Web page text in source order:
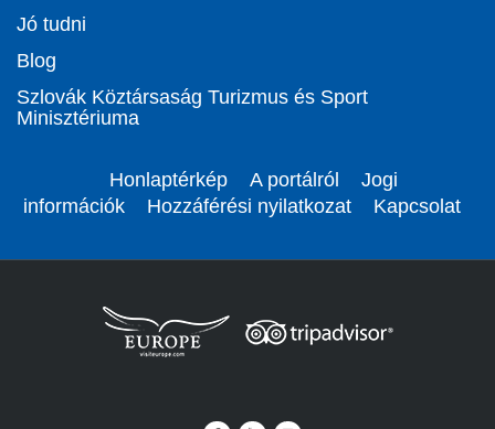
Jó tudni
Blog
Szlovák Köztársaság Turizmus és Sport
Minisztériuma
Honlaptérkép A portálról
Jogi
információk
Hozzáférési nyilatkozat Kapcsolat